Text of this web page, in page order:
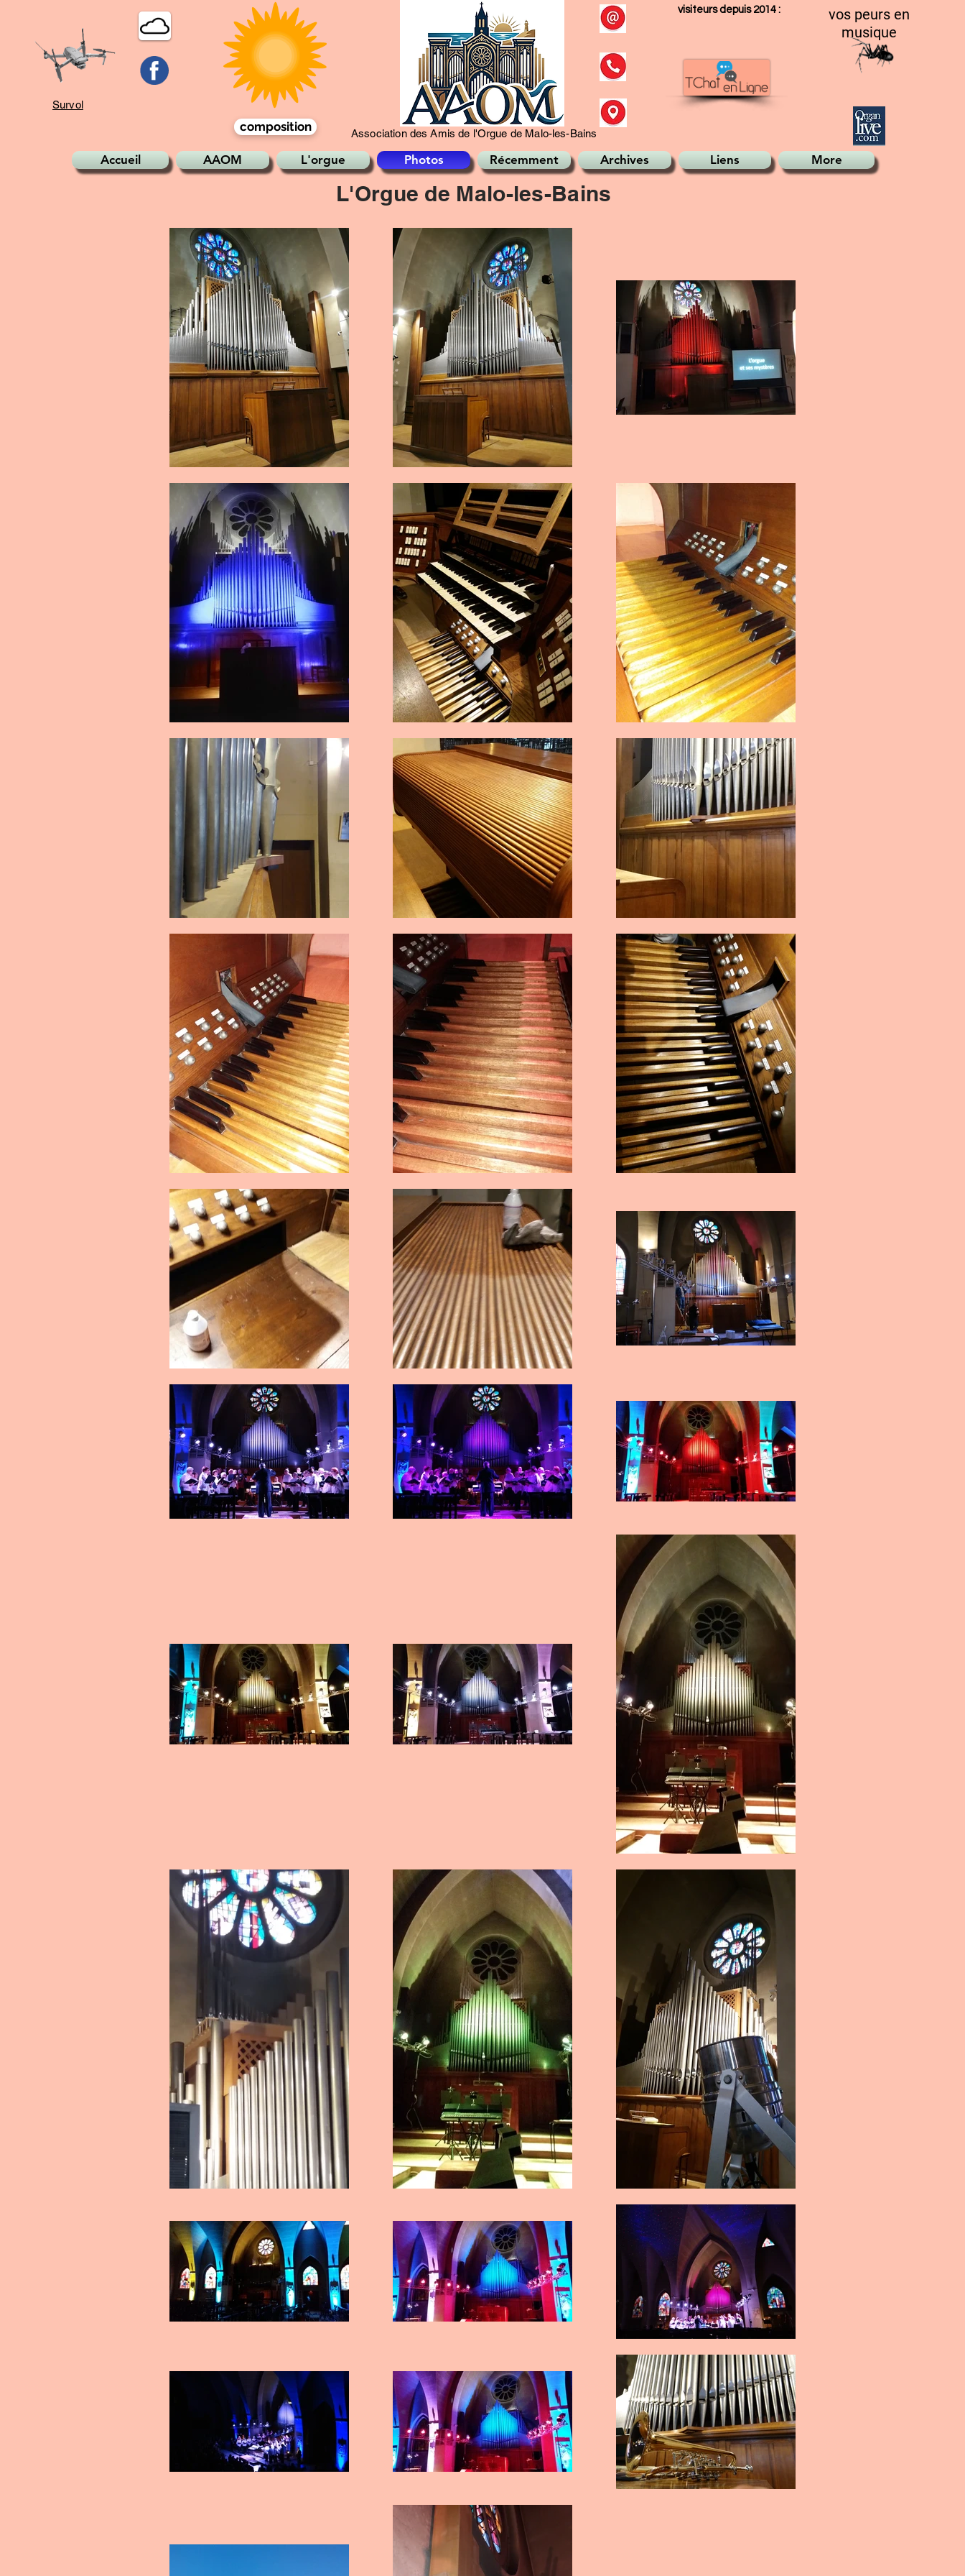
Survol
composition Association des Amis de l'Orgue de Malo-les-Bains
vos peurs en
musique
visiteurs depuis 2014 :
Accueil AAOM L'orgue Photos Récemment Archives Liens More
L'Orgue de Malo-les-Bains